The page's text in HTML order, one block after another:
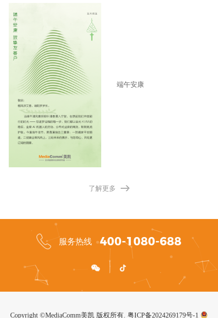
端午安康
了解更多
服务热线 400-1080-688
Copyright ©MediaComm美凯 版权所有. 粤ICP备2024269179号-1